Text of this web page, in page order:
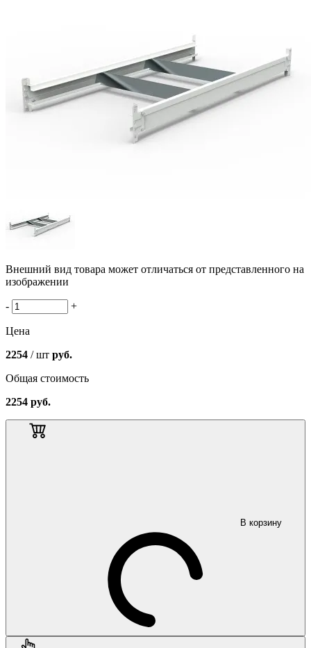
Внешний вид товара может отличаться от представленного на
изображении
- +
Цена
2254 / шт руб.
Общая стоимость
2254 руб.
В корзину